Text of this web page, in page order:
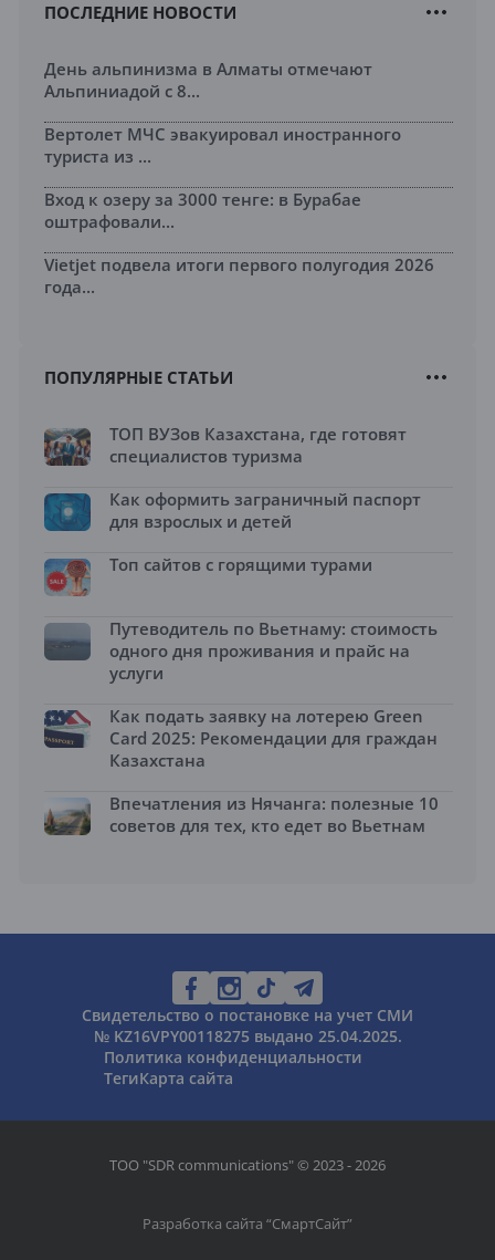
ПОСЛЕДНИЕ НОВОСТИ
День альпинизма в Алматы отмечают
Альпиниадой с 8...
Вертолет МЧС эвакуировал иностранного
туриста из ...
Вход к озеру за 3000 тенге: в Бурабае
оштрафовали...
Vietjet подвела итоги первого полугодия 2026
года...
ПОПУЛЯРНЫЕ СТАТЬИ
ТОП ВУЗов Казахстана, где готовят
специалистов туризма
Как оформить заграничный паспорт
для взрослых и детей
Топ сайтов с горящими турами
Путеводитель по Вьетнаму: стоимость
одного дня проживания и прайс на
услуги
Как подать заявку на лотерею Green
Card 2025: Рекомендации для граждан
Казахстана
Впечатления из Нячанга: полезные 10
советов для тех, кто едет во Вьетнам
Свидетельство о постановке на учет СМИ
№ KZ16VPY00118275 выдано 25.04.2025.
Политика конфиденциальности
ТегиКарта сайта
ТОО "SDR communications" © 2023 - 2026
Разработка сайта “СмартСайт”